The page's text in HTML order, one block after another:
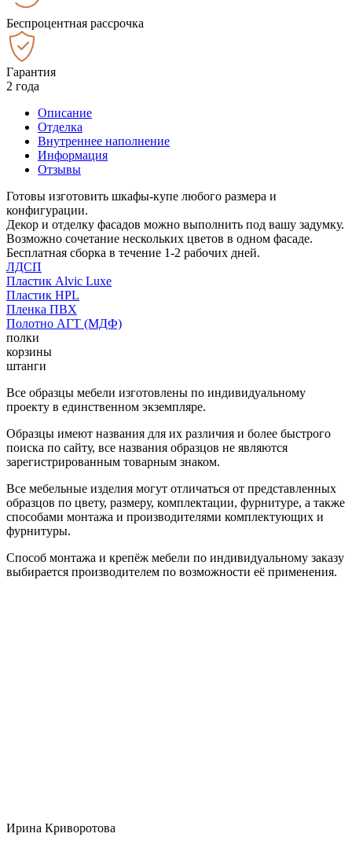
Беспроцентная рассрочка
Гарантия
2 года
Описание
Отделка
Внутреннее наполнение
Информация
Отзывы
Готовы изготовить шкафы-купе любого размера и
конфигурации.
Декор и отделку фасадов можно выполнить под вашу задумку.
Возможно сочетание нескольких цветов в одном фасаде.
Бесплатная сборка в течение 1-2 рабочих дней.
ЛДСП
Пластик Alvic Luxe
Пластик HPL
Пленка ПВХ
Полотно АГТ (МДФ)
полки
корзины
штанги
Все образцы мебели изготовлены по индивидуальному
проекту в единственном экземпляре.
Образцы имеют названия для их различия и более быстрого
поиска по сайту, все названия образцов не являются
зарегистрированным товарным знаком.
Все мебельные изделия могут отличаться от представленных
образцов по цвету, размеру, комплектации, фурнитуре, а также
способами монтажа и производителями комплектующих и
фурнитуры.
Способ монтажа и крепёж мебели по индивидуальному заказу
выбирается производителем по возможности её применения.
Ирина Криворотова